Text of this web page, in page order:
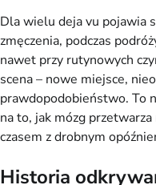
Dla wielu deja vu pojawia
zmęczenia, podczas
nawet przy rutynowych
scena – nowe miejsce,
prawdopodobieństwo. To
na to, jak mózg
czasem z drobnym
Historia